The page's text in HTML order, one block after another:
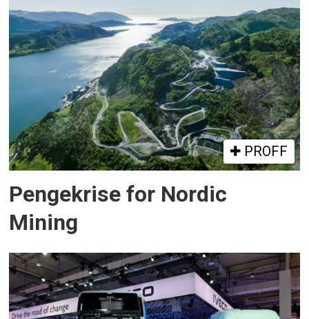
PROFF
Pengekrise for Nordic
Mining